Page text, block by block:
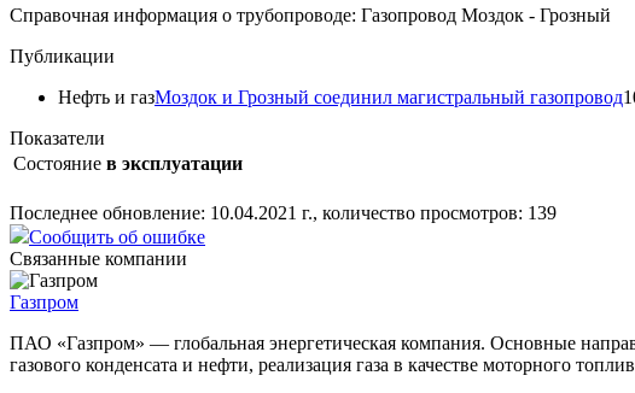
Справочная информация о трубопроводе: Газопровод Моздок - Грозный
Публикации
Нефть и газМоздок и Грозный соединил магистральный газопровод
Показатели
Состояние в эксплуатации
Последнее обновление: 10.04.2021 г., количество просмотров: 139
Сообщить об ошибке
Связанные компании
Газпром
ПАО «Газпром» — глобальная энергетическая компания. Основные
газового конденсата и нефти, реализация газа в качестве моторного